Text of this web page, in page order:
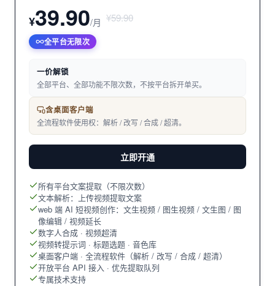
¥39.90/月 ¥59.90
全平台无限次
一价解锁
全部平台、全部功能不限次数，不按平台拆开单买。
含桌面客户端
全流程软件使用权：解析 / 改写 / 合成 / 超清。
立即开通
所有平台文案提取（不限次数）
文本解析：上传视频提取文案
web 端 AI 短视频创作：文生视频 / 图生视频 / 文生图 / 图
像编辑 / 视频延长
数字人合成 · 视频超清
视频转提示词 · 标题选题 · 音色库
桌面客户端 · 全流程软件（解析 / 改写 / 合成 / 超清）
开放平台 API 接入 · 优先提取队列
专属技术支持